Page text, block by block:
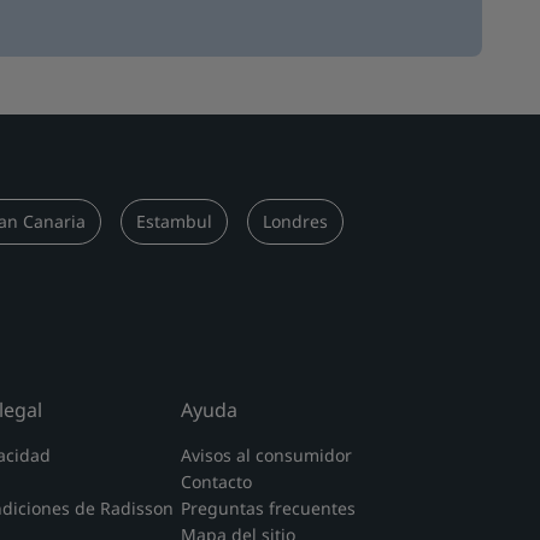
Canaria Estambul Londres
de Radisson
Ayuda
Avisos al consumidor
Contacto
Preguntas frecuentes
Mapa del sitio